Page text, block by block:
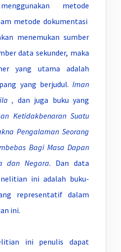
metode
metode dokumentasi
menemukan sumber
data sekunder, maka
yang utama adalah
yang berjudul. Iman
,dan juga buku yang
Ketidakbenaran Suatu
Pengalaman Seorang
Bagi Masa Dapan
dan Negara. Dan data
ini adalah buku-
representatif dalam
ini.
ini penulis dapat